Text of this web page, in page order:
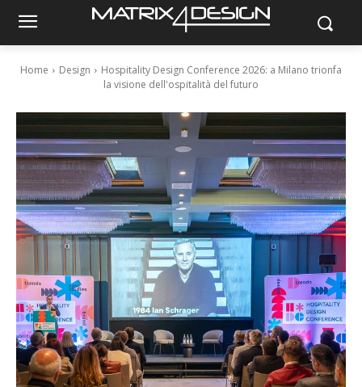
Home Design
Hospitality Design Conference 2026: a Milano trionfa
la visione dell'ospitalità del futuro